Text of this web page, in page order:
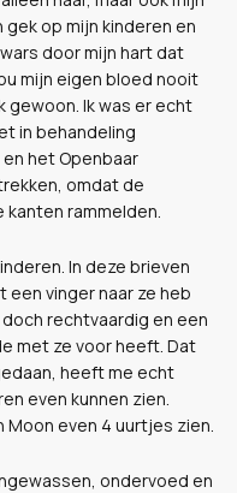
op mijn kinderen en
door mijn hart dat
mijn eigen bloed nooit
gewoon. Ik was er echt
in behandeling
het Openbaar
omdat de
rammelden.
In deze brieven
vinger naar ze heb
rechtvaardig en een
met ze voor heeft. Dat
heeft me echt
even kunnen zien.
even 4 uurtjes zien.
ondervoed en